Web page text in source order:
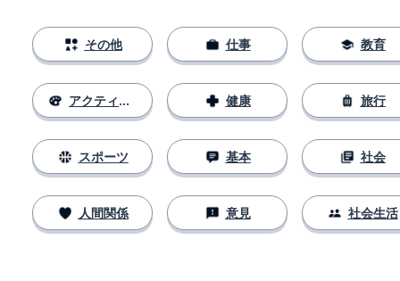
その他
アクティビティ
スポーツ
人間関係
仕事
健康
基本
意見
教育
旅行
社会
社会生活